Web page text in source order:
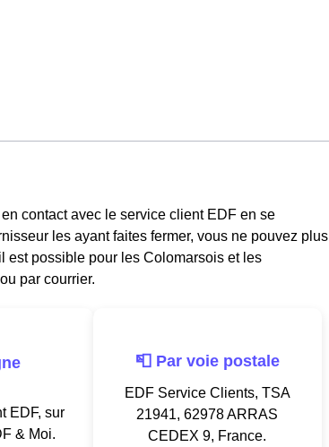
contact avec le service client EDF en se
les ayant faites fermer, vous ne pouvez plus
est possible pour les Colomarsois et les
par courrier.
EDF, sur
& Moi.
📮 Par voie postale
EDF Service Clients, TSA
21941, 62978 ARRAS
CEDEX 9, France.